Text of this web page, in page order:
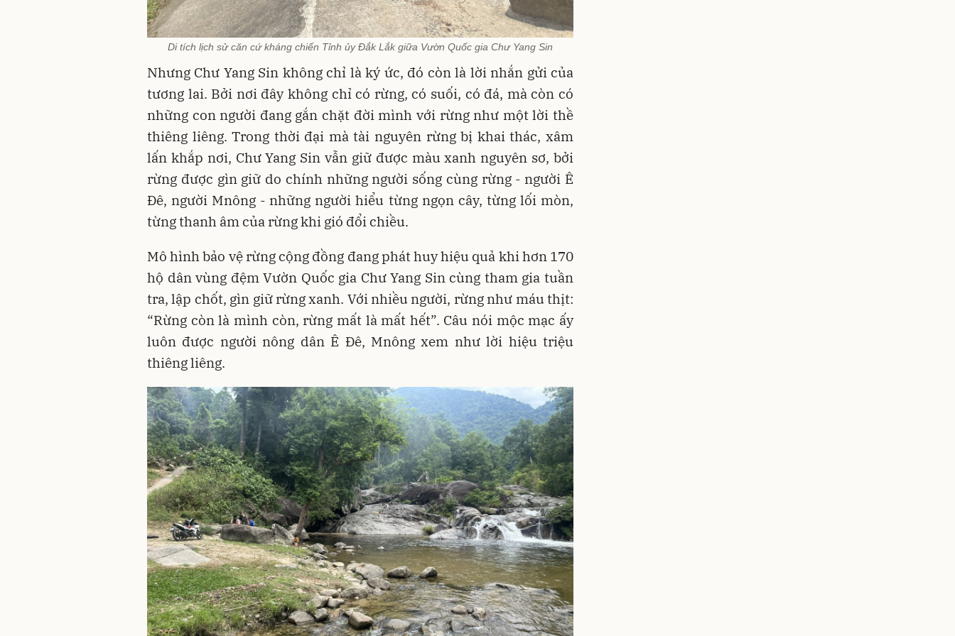
Di tích lịch sử căn cứ kháng chiến Tỉnh ủy Đắk Lắk giữa Vườn Quốc gia Chư Yang Sin
Nhưng Chư Yang Sin không chỉ là ký ức, đó còn là lời nhắn gửi của
tương lai. Bởi nơi đây không chỉ có rừng, có suối, có đá, mà còn có
những con người đang gắn chặt đời mình với rừng như một lời thề
thiêng liêng. Trong thời đại mà tài nguyên rừng bị khai thác, xâm
lấn khắp nơi, Chư Yang Sin vẫn giữ được màu xanh nguyên sơ, bởi
rừng được gìn giữ do chính những người sống cùng rừng - người Ê
Đê, người Mnông - những người hiểu từng ngọn cây, từng lối mòn,
từng thanh âm của rừng khi gió đổi chiều.
Mô hình bảo vệ rừng cộng đồng đang phát huy hiệu quả khi hơn 170
hộ dân vùng đệm Vườn Quốc gia Chư Yang Sin cùng tham gia tuần
tra, lập chốt, gìn giữ rừng xanh. Với nhiều người, rừng như máu thịt:
“Rừng còn là mình còn, rừng mất là mất hết”. Câu nói mộc mạc ấy
luôn được người nông dân Ê Đê, Mnông xem như lời hiệu triệu
thiêng liêng.